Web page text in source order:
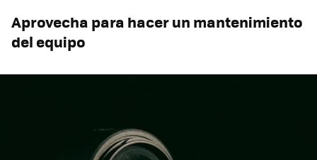
Aprovecha para hacer un mantenimiento
del equipo